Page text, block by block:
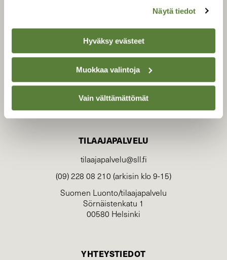
Näytä tiedot
Hyväksy evästeet
Muokkaa valintoja
Vain välttämättömät
luonnonsuojelu­liitto.
TILAAJAPALVELU
tilaajapalvelu@sll.fi
(09) 228 08 210 (arkisin klo 9-15)
Suomen Luonto/tilaajapalvelu
Sörnäistenkatu 1
00580 Helsinki
YHTEYSTIEDOT